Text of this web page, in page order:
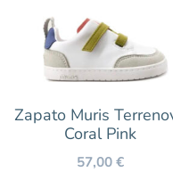
Zapato Muris
Coral Pink
57,00€